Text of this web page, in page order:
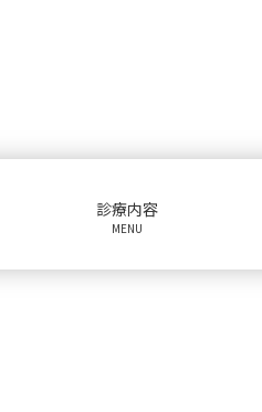
診療内容
MENU